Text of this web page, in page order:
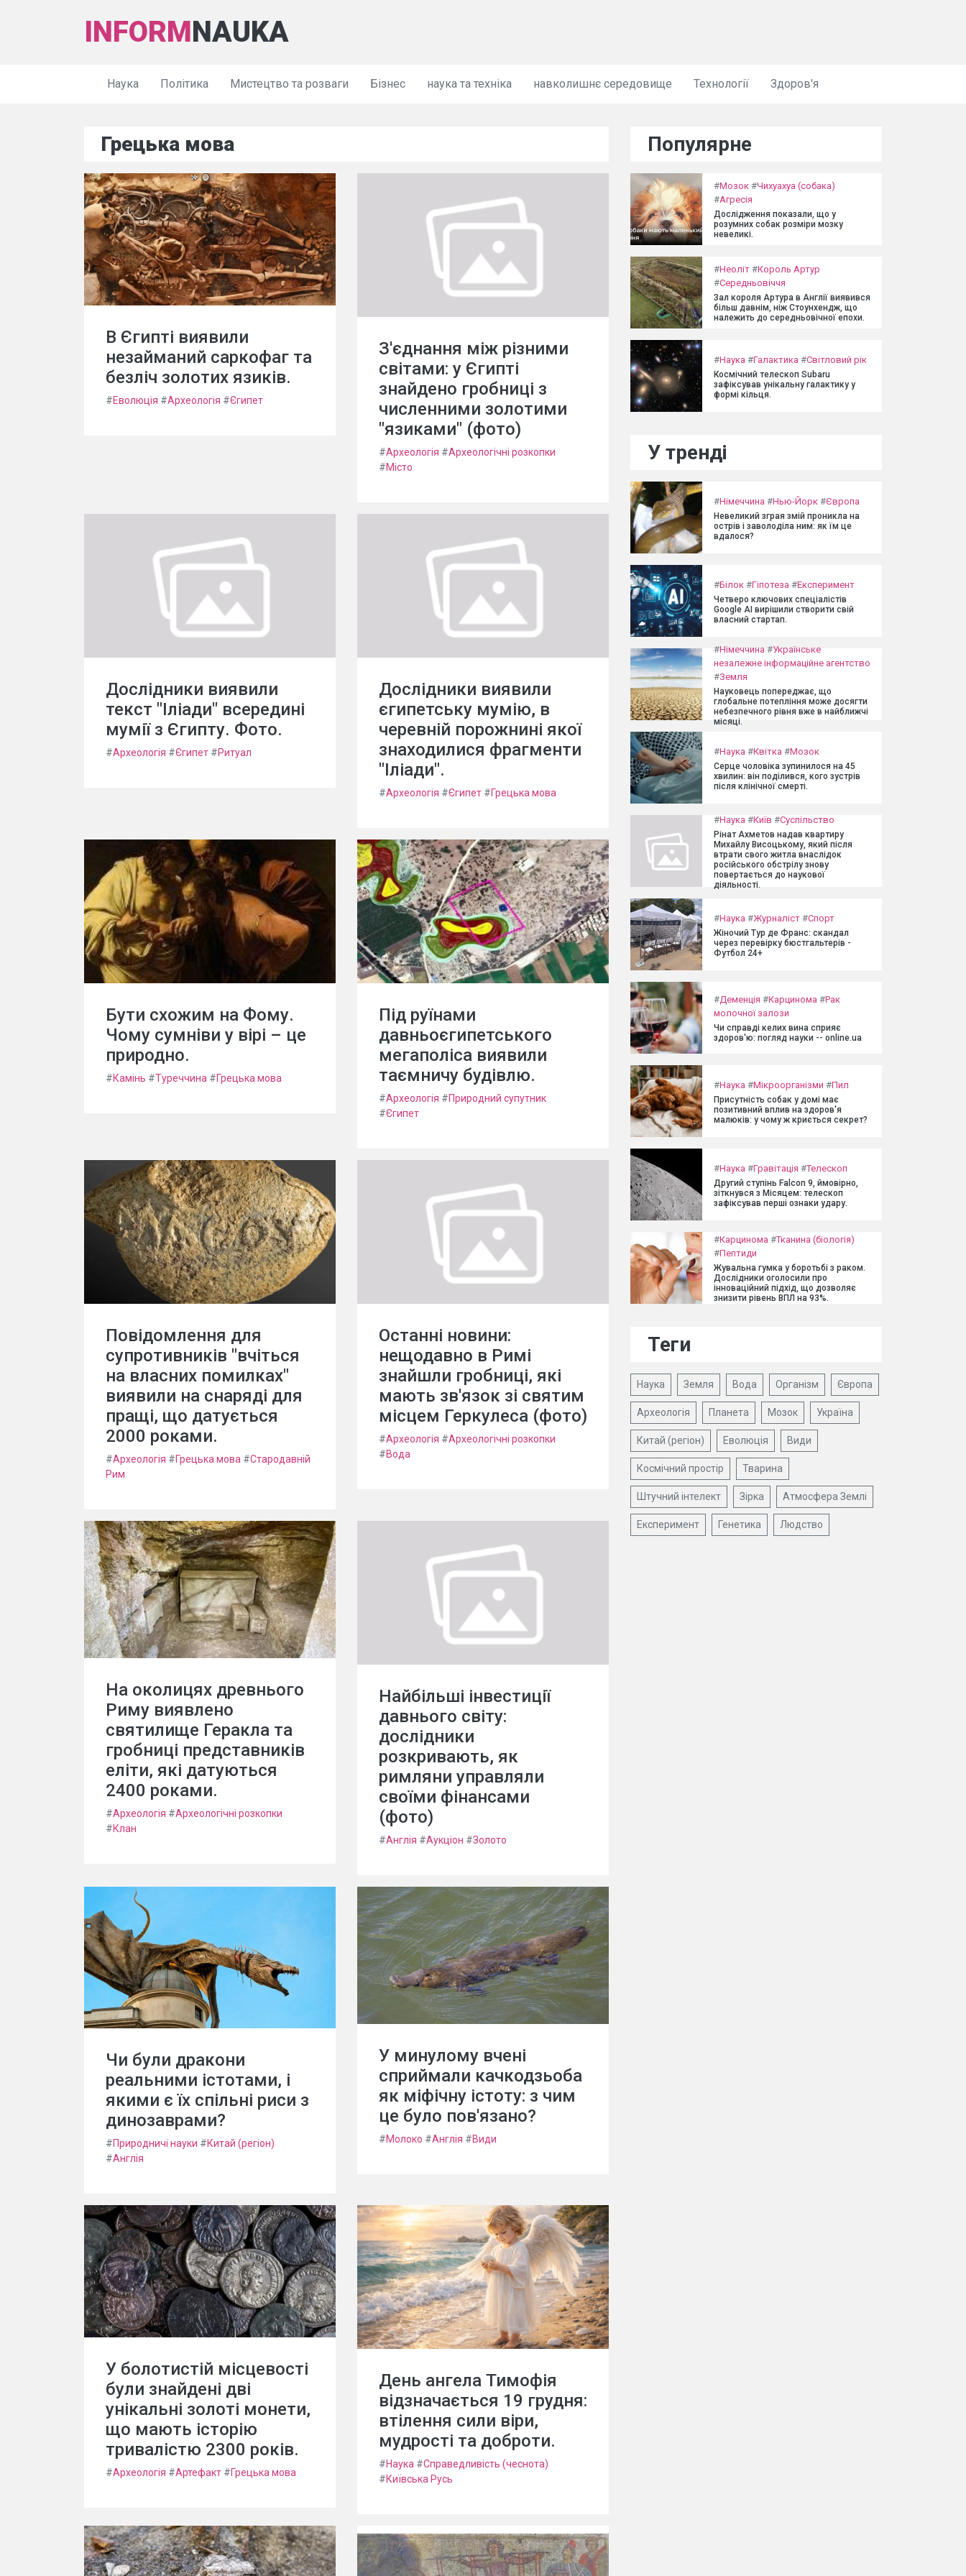
INFORMNAUKA
Наука Політика Мистецтво та розваги Бізнес наука та техніка навколишнє середовище Технології Здоров'я
Грецька мова
В Єгипті виявили
незайманий саркофаг та
безліч золотих язиків.
#Еволюція #Археологія #Єгипет
З'єднання між різними
світами: у Єгипті
знайдено гробниці з
численними золотими
"язиками" (фото)
#Археологія #Археологічні розкопки
#Місто
Дослідники виявили
текст "Іліади" всередині
мумії з Єгипту. Фото.
#Археологія #Єгипет #Ритуал
Дослідники виявили
єгипетську мумію, в
черевній порожнині якої
знаходилися фрагменти
"Іліади".
#Археологія #Єгипет #Грецька мова
Бути схожим на Фому.
Чому сумніви у вірі – це
природно.
#Камінь #Туреччина #Грецька мова
Під руїнами
давньоєгипетського
мегаполіса виявили
таємничу будівлю.
#Археологія #Природний супутник
#Єгипет
Повідомлення для
супротивників "вчіться
на власних помилках"
виявили на снаряді для
пращі, що датується
2000 роками.
#Археологія #Грецька мова #Стародавній
Рим
Останні новини:
нещодавно в Римі
знайшли гробниці, які
мають зв'язок зі святим
місцем Геркулеса (фото)
#Археологія #Археологічні розкопки
#Вода
На околицях древнього
Риму виявлено
святилище Геракла та
гробниці представників
еліти, які датуються
2400 роками.
#Археологія #Археологічні розкопки
#Клан
Найбільші інвестиції
давнього світу:
дослідники
розкривають, як
римляни управляли
своїми фінансами
(фото)
#Англія #Аукціон #Золото
Чи були дракони
реальними істотами, і
якими є їх спільні риси з
динозаврами?
#Природничі науки #Китай (регіон)
#Англія
У минулому вчені
сприймали качкодзьоба
як міфічну істоту: з чим
це було пов'язано?
#Молоко #Англія #Види
У болотистій місцевості
були знайдені дві
унікальні золоті монети,
що мають історію
тривалістю 2300 років.
#Археологія #Артефакт #Грецька мова
День ангела Тимофія
відзначається 19 грудня:
втілення сили віри,
мудрості та доброти.
#Наука #Справедливість (чеснота)
#Київська Русь
Популярне
#Мозок #Чихуахуа (собака)
#Агресія
Дослідження показали, що у
розумних собак розміри мозку
невеликі.
#Неоліт #Король Артур
#Середньовіччя
Зал короля Артура в Англії виявився
більш давнім, ніж Стоунхендж, що
належить до середньовічної епохи.
#Наука #Галактика #Світловий рік
Космічний телескоп Subaru
зафіксував унікальну галактику у
формі кільця.
У тренді
#Німеччина #Нью-Йорк #Європа
Невеликий зграя змій проникла на
острів і заволоділа ним: як їм це
вдалося?
#Білок #Гіпотеза #Експеримент
Четверо ключових спеціалістів
Google AI вирішили створити свій
власний стартап.
#Німеччина #Українське
незалежне інформаційне агентство
#Земля
Науковець попереджає, що
глобальне потепління може досягти
небезпечного рівня вже в найближчі
місяці.
#Наука #Квітка #Мозок
Серце чоловіка зупинилося на 45
хвилин: він поділився, кого зустрів
після клінічної смерті.
#Наука #Київ #Суспільство
Рінат Ахметов надав квартиру
Михайлу Висоцькому, який після
втрати свого житла внаслідок
російського обстрілу знову
повертається до наукової
діяльності.
#Наука #Журналіст #Спорт
Жіночий Тур де Франс: скандал
через перевірку бюстгальтерів -
Футбол 24+
#Деменція #Карцинома #Рак
молочної залози
Чи справді келих вина сприяє
здоров'ю: погляд науки -- online.ua
#Наука #Мікроорганізми #Пил
Присутність собак у домі має
позитивний вплив на здоров'я
малюків: у чому ж криється секрет?
#Наука #Гравітація #Телескоп
Другий ступінь Falcon 9, ймовірно,
зіткнувся з Місяцем: телескоп
зафіксував перші ознаки удару.
#Карцинома #Тканина (біологія)
#Пептиди
Жувальна гумка у боротьбі з раком.
Дослідники оголосили про
інноваційний підхід, що дозволяє
знизити рівень ВПЛ на 93%.
Теги
Наука Земля Вода Організм Європа
Археологія Планета Мозок Україна
Китай (регіон) Еволюція Види
Космічний простір Тварина
Штучний інтелект Зірка Атмосфера Землі
Експеримент Генетика Людство